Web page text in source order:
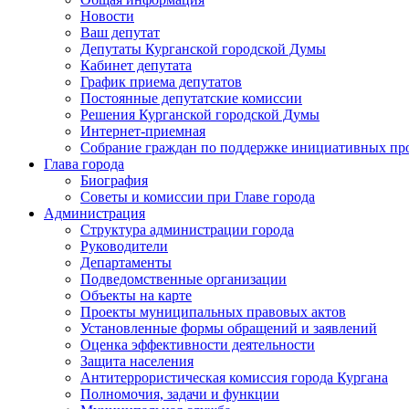
Новости
Ваш депутат
Депутаты Курганской городской Думы
Кабинет депутата
График приема депутатов
Постоянные депутатские комиссии
Решения Курганской городской Думы
Интернет-приемная
Собрание граждан по поддержке инициативных
Глава города
Биография
Советы и комиссии при Главе города
Администрация
Структура администрации города
Руководители
Департаменты
Подведомственные организации
Объекты на карте
Проекты муниципальных правовых актов
Установленные формы обращений и заявлений
Оценка эффективности деятельности
Защита населения
Антитеррористическая комиссия города Кургана
Полномочия, задачи и функции